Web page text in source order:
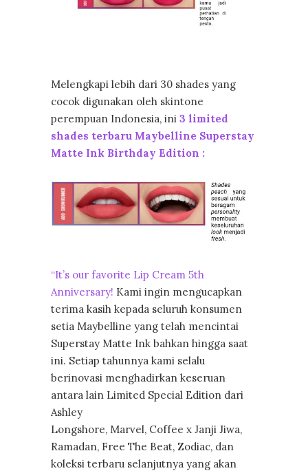
Melengkapi lebih dari 30 shades yang
cocok digunakan oleh skintone
perempuan Indonesia, ini 3 limited
shades terbaru Maybelline Superstay
Matte Ink Birthday Edition :
“It’s our favorite Lip Cream 5th
Anniversary! Kami ingin mengucapkan
terima kasih kepada seluruh konsumen
setia Maybelline yang telah mencintai
Superstay Matte Ink bahkan hingga saat
ini. Setiap tahunnya kami selalu
berinovasi menghadirkan keseruan
antara lain Limited Special Edition dari
Ashley
Longshore, Marvel, Coffee x Janji Jiwa,
Ramadan, Free The Beat, Zodiac, dan
koleksi terbaru selanjutnya yang akan